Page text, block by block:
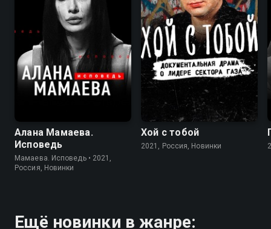
Алана Мамаева.
Исповедь
Мамаева. Исповедь • 2021,
Россия, Новинки
Хой с тобой
2021, Россия, Новинки
Ещё новинки в жанре: